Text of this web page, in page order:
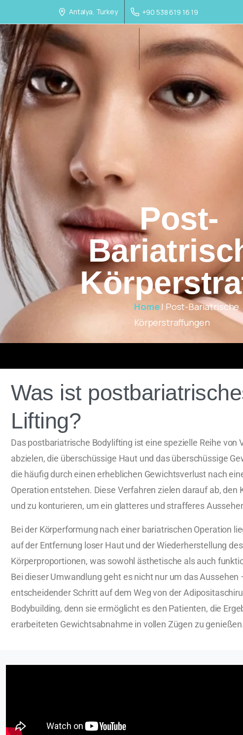
Antalya, Turkey +90 538 619 16 19
Post-
Home | Post-Bariatrische
Körperstraffungen
Was ist
Lifting?
Das postbariatrische Bodylifting ist eine spezielle Reihe von
abzielen, die überschüssige Haut und das überschüssige
die häufig durch einen erheblichen Gewichtsverlust nach
Operation entstehen. Diese Verfahren zielen darauf ab, den
und zu konturieren, um ein glatteres und strafferes
Bei der Körperformung nach einer bariatrischen Operation
auf der Entfernung loser Haut und der Wiederherstellung
Körperproportionen, was sowohl ästhetische als auch
Bei dieser Umwandlung geht es nicht nur um das Aussehen
entscheidender Schritt auf dem Weg von der
Bodybuilding, denn sie ermöglicht es den Patienten, die
erarbeiteten Gewichtsabnahme in vollen Zügen zu genießen.